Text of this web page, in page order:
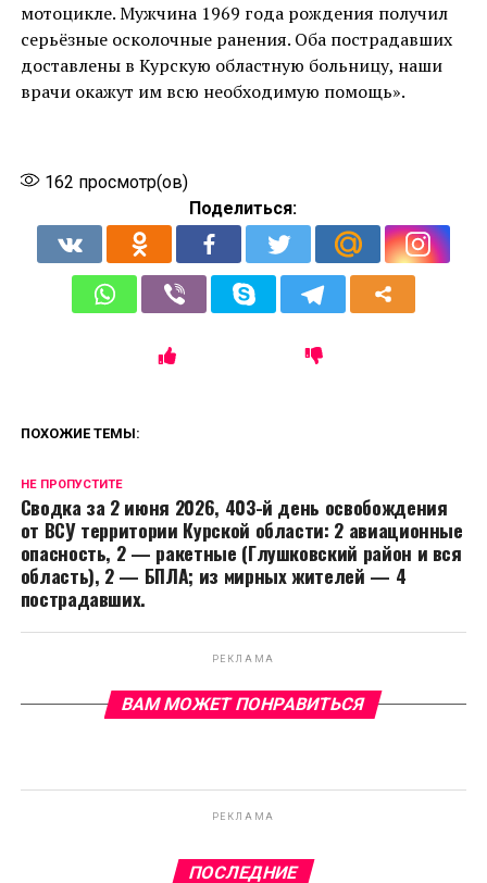
мотоцикле. Мужчина 1969 года рождения получил
серьёзные осколочные ранения. Оба пострадавших
доставлены в Курскую областную больницу, наши
врачи окажут им всю необходимую помощь».
162 просмотр(ов)
Поделиться:
ПОХОЖИЕ ТЕМЫ:
НЕ ПРОПУСТИТЕ
Сводка за 2 июня 2026, 403-й день освобождения
от ВСУ территории Курской области: 2 авиационные
опасность, 2 — ракетные (Глушковский район и вся
область), 2 — БПЛА; из мирных жителей — 4
пострадавших.
РЕКЛАМА
ВАМ МОЖЕТ ПОНРАВИТЬСЯ
РЕКЛАМА
ПОСЛЕДНИЕ